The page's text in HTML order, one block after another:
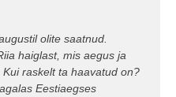
olite saatnud.
haiglast, mis aegus ja
raskelt ta haavatud on?
Eestiaegses